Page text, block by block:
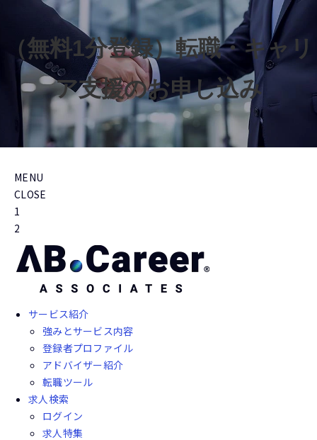
（無料1分登録）転職・キャリ
ア支援のお申し込み
MENU
CLOSE
1
2
サービス紹介
強みとサービス内容
登録者プロファイル
アドバイザー紹介
転職ツール
求人検索
ログイン
求人特集